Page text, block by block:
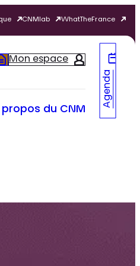
CNMlab WhatTheFrance
Mon espace
propos du CNM
Agenda